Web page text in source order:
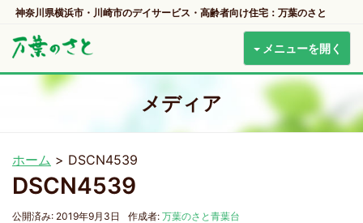
神奈川県横浜市・川崎市のデイサービス・高齢者向け住宅：万葉のさと
メニューを開く
メディア
ホーム > DSCN4539
DSCN4539
公開済み: 2019年9月3日 作成者: 万葉のさと青葉台